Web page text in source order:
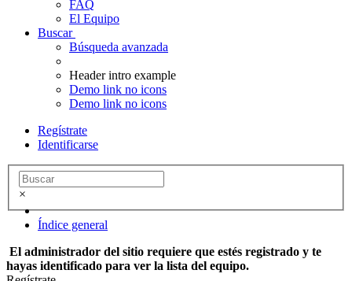
FAQ
El Equipo
Buscar
Búsqueda avanzada
Header intro example
Demo link no icons
Demo link no icons
Regístrate
Identificarse
×
Índice general
El administrador del sitio requiere que estés registrado y te
hayas identificado para ver la lista del equipo.